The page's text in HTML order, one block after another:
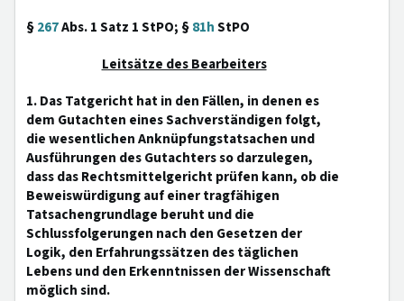
§267Abs. 1 Satz 1 StPO; §81hStPO
Leitsätze des Bearbeiters
1. Das Tatgericht hat in den Fällen, in denen es
dem Gutachten eines Sachverständigen folgt,
die wesentlichen Anknüpfungstatsachen und
Ausführungen des Gutachters so darzulegen,
dass das Rechtsmittelgericht prüfen kann, ob die
Beweiswürdigung auf einer tragfähigen
Tatsachengrundlage beruht und die
Schlussfolgerungen nach den Gesetzen der
Logik, den Erfahrungssätzen des täglichen
Lebens und den Erkenntnissen der Wissenschaft
möglich sind.